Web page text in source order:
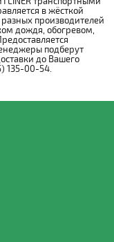
в жёсткой
производителей
дождя, обогревом,
подберут
до Вашего
135-00-54.